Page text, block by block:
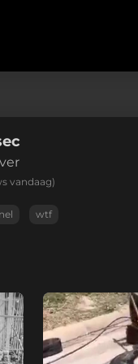
vandaag)
wtf